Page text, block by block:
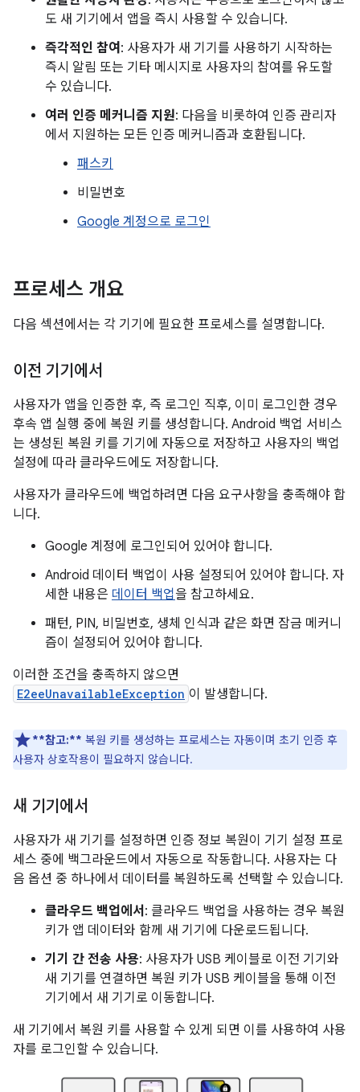
도 새 기기에서 앱을 즉시 사용할 수 있습니다.
즉각적인 참여 : 사용자가 새 기기를 사용하기 시작하는
즉시 알림 또는 기타 메시지로 사용자의 참여를 유도할
수 있습니다.
여러 인증 메커니즘 지원: 다음을 비롯하여 인증 관리자
에서 지원하는 모든 인증 메커니즘과 호환됩니다.
패스키
비밀번호
Google 계정으로 로그인
프로세스 개요
다음 섹션에서는 각 기기에 필요한 프로세스를 설명합니다.
이전 기기에서
사용자가 앱을 인증한 후, 즉 로그인 직후, 이미 로그인한 경우
후속 앱 실행 중에 복원 키를 생성합니다. Android 백업 서비스
는 생성된 복원 키를 기기에 자동으로 저장하고 사용자의 백업
설정에 따라 클라우드에도 저장합니다.
사용자가 클라우드에 백업하려면 다음 요구사항을 충족해야 합
니다.
Google 계정에 로그인되어 있어야 합니다.
Android 데이터 백업이 사용 설정되어 있어야 합니다. 자
세한 내용은 데이터 백업을 참고하세요.
패턴, PIN, 비밀번호, 생체 인식과 같은 화면 잠금 메커니
즘이 설정되어 있어야 합니다.
이러한 조건을 충족하지 않으면
E2eeUnavailableException 이 발생합니다.
**참고:** 복원 키를 생성하는 프로세스는 자동이며 초기 인증 후
사용자 상호작용이 필요하지 않습니다.
새 기기에서
사용자가 새 기기를 설정하면 인증 정보 복원이 기기 설정 프로
세스 중에 백그라운드에서 자동으로 작동합니다. 사용자는 다
음 옵션 중 하나에서 데이터를 복원하도록 선택할 수 있습니다.
클라우드 백업에서 : 클라우드 백업을 사용하는 경우 복원
키가 앱 데이터와 함께 새 기기에 다운로드됩니다.
기기 간 전송 사용: 사용자가 USB 케이블로 이전 기기와
새 기기를 연결하면 복원 키가 USB 케이블을 통해 이전
기기에서 새 기기로 이동합니다.
새 기기에서 복원 키를 사용할 수 있게 되면 이를 사용하여 사용
자를 로그인할 수 있습니다.